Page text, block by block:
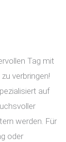
Tag mit
verbringen!
auf
werden. Für
oder